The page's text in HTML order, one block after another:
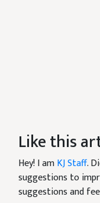
Like this
Hey! I amKJ Staff.
suggestions to
suggestions and